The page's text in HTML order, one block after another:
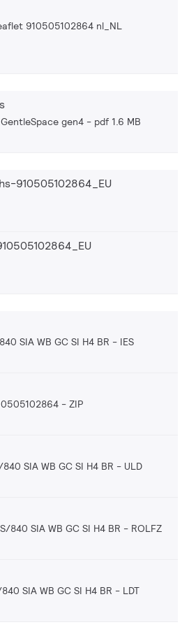
910505102864 nl_NL
gen4 pdf 1.6 MB
910505102864_EU
SIA WB GC SI H4 BR IES
ZIP
SIA WB GC SI H4 BR ULD
840 SIA WB GC SI H4 BR ROLFZ
SIA WB GC SI H4 BR LDT